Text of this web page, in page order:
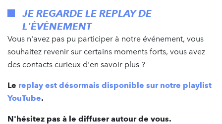
JE REGARDE LE REPLAY DE
L'ÉVÉNEMENT
Vous n'avez pas pu participer à notre événement, vous
souhaitez revenir sur certains moments forts, vous avez
des contacts curieux d'en savoir plus ?
Le replay est désormais disponible sur notre playlist
YouTube.
N'hésitez pas à le diffuser autour de vous.